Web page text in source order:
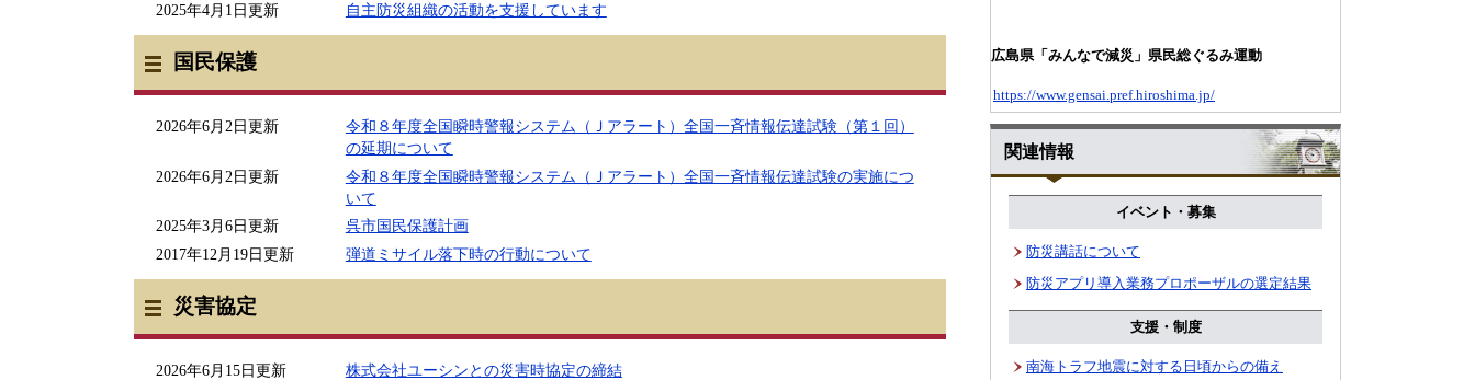
2025年4月1日更新
自主防災組織の活動を支援しています
国民保護
2026年6月2日更新
令和８年度全国瞬時警報システム（Ｊアラート）全国一斉情報伝達試験（第１回）
の延期について
2026年6月2日更新
令和８年度全国瞬時警報システム（Ｊアラート）全国一斉情報伝達試験の実施につ
いて
2025年3月6日更新
呉市国民保護計画
2017年12月19日更新
弾道ミサイル落下時の行動について
災害協定
2026年6月15日更新
株式会社ユーシンとの災害時協定の締結
広島県「みんなで減災」県民総ぐるみ運動
https://www.gensai.pref.hiroshima.jp/
関連情報
イベント・募集
防災講話について
防災アプリ導入業務プロポーザルの選定結果
支援・制度
南海トラフ地震に対する日頃からの備え